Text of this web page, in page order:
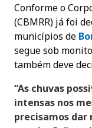
Conforme o
(CBMRR) já foi
municípios de
segue sob
também deve
“As chuvas
intensas nos
precisamos dar